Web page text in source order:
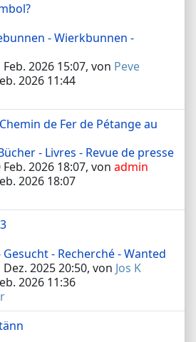
- Wierkbunnen -
2026 15:07, von Peve
2026 11:44
de Fer de Pétange au
- Livres - Revue de presse
2026 18:07, von admin
2026 18:07
Gesucht - Recherché - Wanted
2025 20:50, von Jos K
2026 11:36